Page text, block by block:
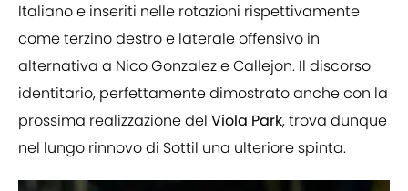
Italiano e inseriti nelle rotazioni rispettivamente
come terzino destro e laterale offensivo in
alternativa a Nico Gonzalez e Callejon. Il discorso
identitario, perfettamente dimostrato anche con la
prossima realizzazione del Viola Park, trova dunque
nel lungo rinnovo di Sottil una ulteriore spinta.